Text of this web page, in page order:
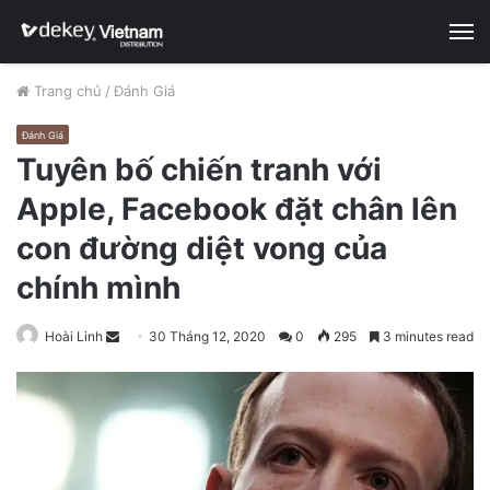
Trang chủ / Đánh Giá
Đánh Giá
Tuyên bố chiến tranh với
Apple, Facebook đặt chân lên
con đường diệt vong của
chính mình
Hoài Linh
d
30 Tháng 12, 2020 0 295 3 minutes read